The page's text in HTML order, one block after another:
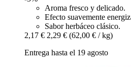
Aroma fresco y delicado.
Efecto suavemente
Sabor herbáceo clásico.
2,17 € 2,29 € (62,00 € / kg)
Entrega hasta el 19 agosto